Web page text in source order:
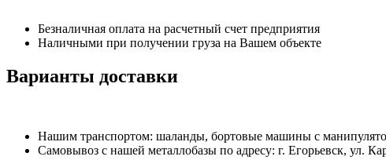
Безналичная оплата на расчетный счет предприятия
Наличными при получении груза на Вашем объекте
Варианты доставки
Нашим транспортом: шаланды, бортовые машины с
Самовывоз с нашей металлобазы по адресу: г. Егорьевск, ул.